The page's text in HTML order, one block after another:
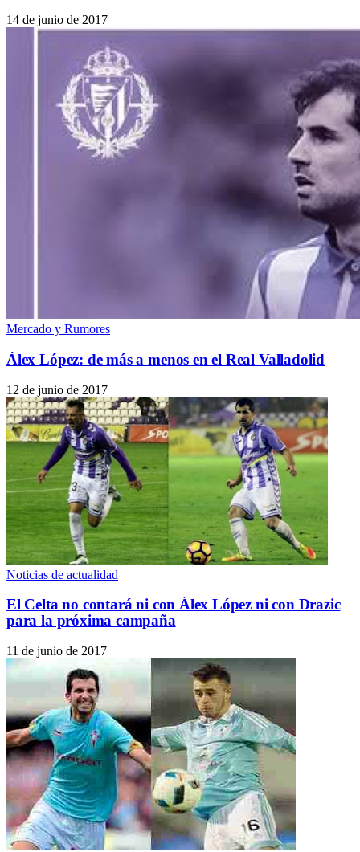
14 de junio de 2017
Mercado y Rumores
Álex López: de más a menos en el Real Valladolid
12 de junio de 2017
Noticias de actualidad
El Celta no contará ni con Álex López ni con Drazic
para la próxima campaña
11 de junio de 2017